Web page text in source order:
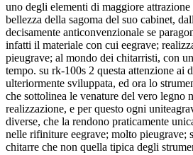
uno degli elementi di maggiore
bellezza della sagoma del suo cabinet,
decisamente anticonvenzionale se
infatti il materiale con cui eegrave;
pieugrave; al mondo dei chitarristi, con
tempo. su rk-100s 2 questa attenzione ai
ulteriormente sviluppata, ed ora lo
che sottolinea le venature del vero legno
realizzazione, e per questo ogni
diverse, che la rendono praticamente
nelle rifiniture eegrave; molto pieugrave;
chitarre che non quella tipica degli